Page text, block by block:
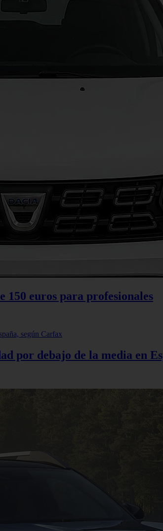
150 euros para profesionales
por debajo de la media en